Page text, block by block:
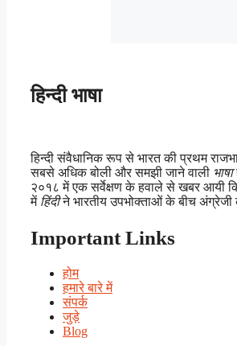
हिन्दी भाषा
हिन्दी संवैधानिक रूप से भारत की प्रथम
सबसे अधिक बोली और समझी जाने वाली भाषा
२०१८ में एक सर्वेक्षण के हवाले से खबर आयी
में हिंदीने भारतीय उपभोक्ताओं के बीच अंग्रेजी
Important Links
होम
हमारे बारे में
संपर्क
जुड़े
Blog